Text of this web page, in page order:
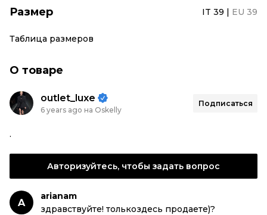
Размер IT 39 | EU 39
Таблица размеров
О товаре
outlet_luxe
6 years ago на Oskelly
Подписаться
.
Авторизуйтесь, чтобы задать вопрос
A
arianam
здравствуйте! толькоздесь продаете)?